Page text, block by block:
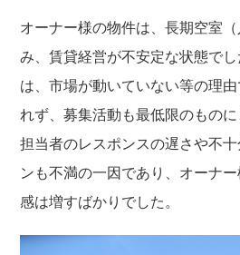
オーナー様の物件は、長期空室
み、賃貸経営が不安定な状態で
は、市場が動いていない等の理
れず、募集活動も最低限のものに
担当者のレスポンスの遅さや不
ンも不満の一因であり、オーナ
感は増すばかりでした。